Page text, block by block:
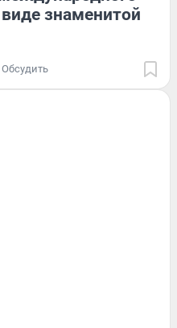
знаменитой
Обсудить